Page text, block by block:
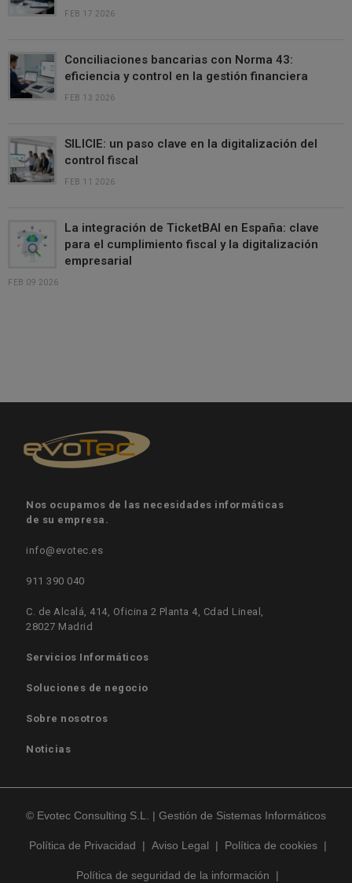
FEB 17 2026
Conciliaciones bancarias con Norma 43:
eficiencia y control en la gestión financiera
FEB 13 2026
SILICIE: un paso clave en la digitalización del
control fiscal
FEB 11 2026
La integración de TicketBAI en España: clave
para el cumplimiento fiscal y la digitalización
empresarial
FEB 09 2026
Nos ocupamos de las necesidades informáticas
de su empresa.
info@evotec.es
911 390 040
C. de Alcalá, 414, Oficina 2 Planta 4, Cdad Lineal,
28027 Madrid
Servicios Informáticos
Soluciones de negocio
Sobre nosotros
Noticias
© Evotec Consulting S.L. | Gestión de Sistemas Informáticos
Política de Privacidad | Aviso Legal | Política de cookies |
Política de seguridad de la información |